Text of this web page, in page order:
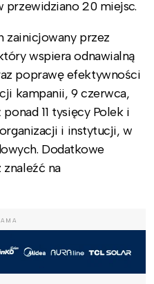
przewidziano 20 miejsc.
zainicjowany przez
wspiera odnawialną
poprawę efektywności
kampanii, 9 czerwca,
11 tysięcy Polek i
i instytucji, w
Dodatkowe
na